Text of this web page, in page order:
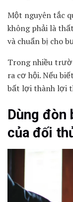
Một nguyên tắc
không phải là
và chuẩn bị cho
Trong nhiều
ra cơ hội. Nếu
bất lợi thành lợi
Dùng đòn
của đối